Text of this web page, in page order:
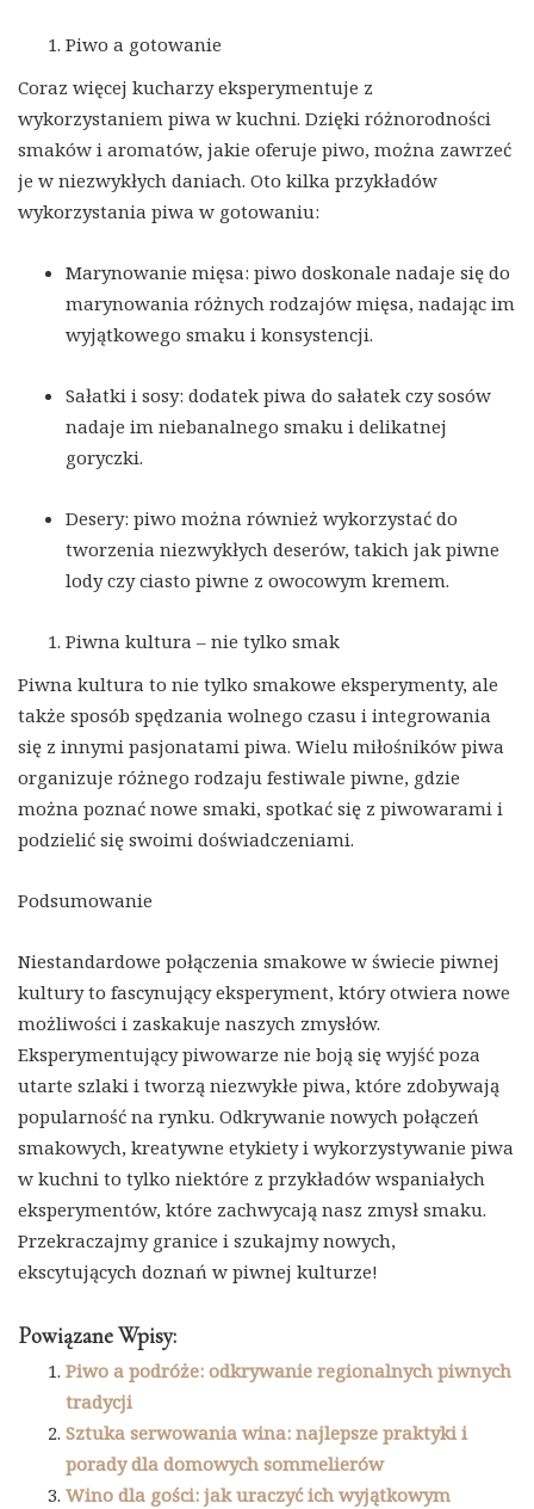
Piwo a gotowanie
Coraz więcej kucharzy eksperymentuje z
wykorzystaniem piwa w kuchni. Dzięki różnorodności
smaków i aromatów, jakie oferuje piwo, można zawrzeć
je w niezwykłych daniach. Oto kilka przykładów
wykorzystania piwa w gotowaniu:
Marynowanie mięsa: piwo doskonale nadaje się do
marynowania różnych rodzajów mięsa, nadając im
wyjątkowego smaku i konsystencji.
Sałatki i sosy: dodatek piwa do sałatek czy sosów
nadaje im niebanalnego smaku i delikatnej
goryczki.
Desery: piwo można również wykorzystać do
tworzenia niezwykłych deserów, takich jak piwne
lody czy ciasto piwne z owocowym kremem.
Piwna kultura – nie tylko smak
Piwna kultura to nie tylko smakowe eksperymenty, ale
także sposób spędzania wolnego czasu i integrowania
się z innymi pasjonatami piwa. Wielu miłośników piwa
organizuje różnego rodzaju festiwale piwne, gdzie
można poznać nowe smaki, spotkać się z piwowarami i
podzielić się swoimi doświadczeniami.
Podsumowanie
Niestandardowe połączenia smakowe w świecie piwnej
kultury to fascynujący eksperyment, który otwiera nowe
możliwości i zaskakuje naszych zmysłów.
Eksperymentujący piwowarze nie boją się wyjść poza
utarte szlaki i tworzą niezwykłe piwa, które zdobywają
popularność na rynku. Odkrywanie nowych połączeń
smakowych, kreatywne etykiety i wykorzystywanie piwa
w kuchni to tylko niektóre z przykładów wspaniałych
eksperymentów, które zachwycają nasz zmysł smaku.
Przekraczajmy granice i szukajmy nowych,
ekscytujących doznań w piwnej kulturze!
Powiązane Wpisy:
Piwo a podróże: odkrywanie regionalnych piwnych
tradycji
Sztuka serwowania wina: najlepsze praktyki i
porady dla domowych sommelierów
Wino dla gości: jak uraczyć ich wyjątkowym